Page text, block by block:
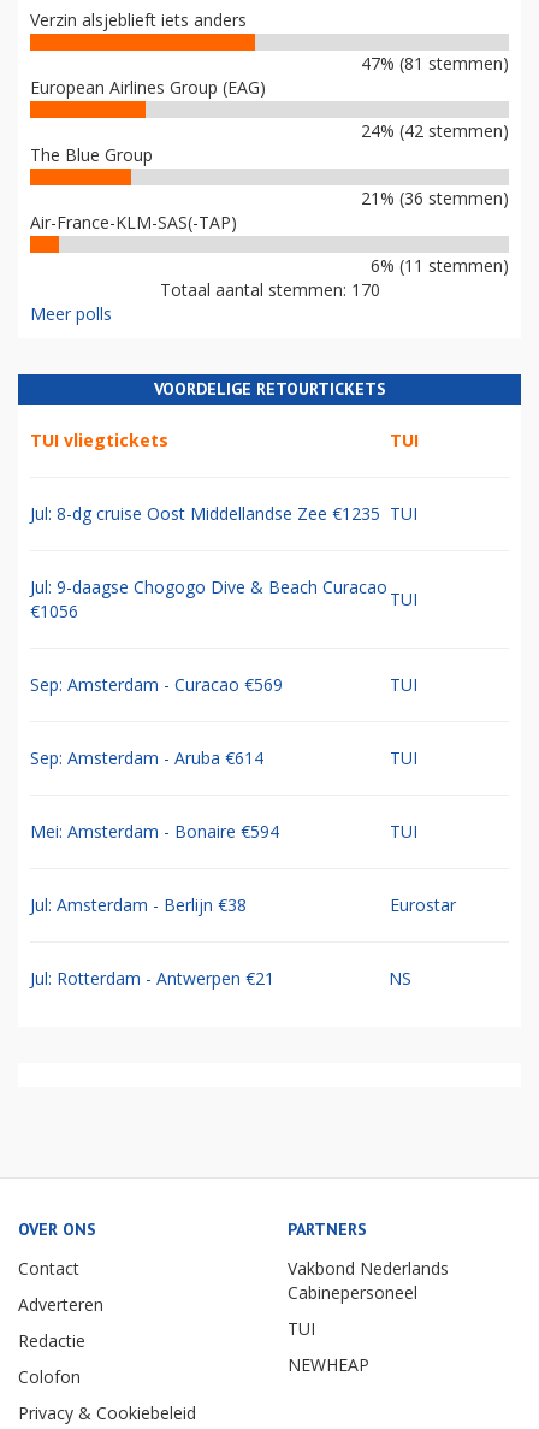
Verzin alsjeblieft iets anders
47% (81 stemmen)
European Airlines Group (EAG)
24% (42 stemmen)
The Blue Group
21% (36 stemmen)
Air-France-KLM-SAS(-TAP)
6% (11 stemmen)
Totaal aantal stemmen: 170
Meer polls
VOORDELIGE RETOURTICKETS
TUI vliegtickets TUI
Jul: 8-dg cruise Oost Middellandse Zee €1235 TUI
Jul: 9-daagse Chogogo Dive & Beach Curacao
€1056
TUI
Sep: Amsterdam - Curacao €569 TUI
Sep: Amsterdam - Aruba €614 TUI
Mei: Amsterdam - Bonaire €594 TUI
Jul: Amsterdam - Berlijn €38 Eurostar
Jul: Rotterdam - Antwerpen €21 NS
OVER ONS
Contact
Adverteren
Redactie
Colofon
Privacy & Cookiebeleid
PARTNERS
Vakbond Nederlands
Cabinepersoneel
TUI
NEWHEAP